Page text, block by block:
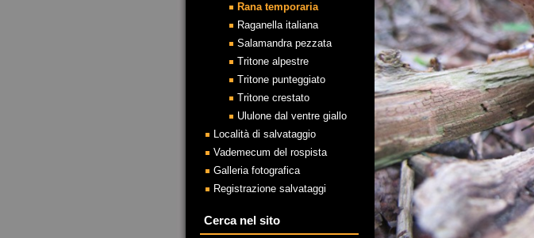
Rana temporaria
Raganella italiana
Salamandra pezzata
Tritone alpestre
Tritone punteggiato
Tritone crestato
Ululone dal ventre giallo
Località di salvataggio
Vademecum del rospista
Galleria fotografica
Registrazione salvataggi
Cerca nel sito